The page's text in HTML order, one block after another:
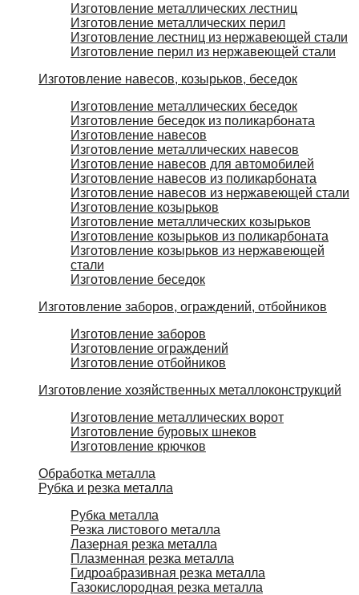
Изготовление металлических лестниц
Изготовление металлических перил
Изготовление лестниц из нержавеющей стали
Изготовление перил из нержавеющей стали
Изготовление навесов, козырьков, беседок
Изготовление металлических беседок
Изготовление беседок из поликарбоната
Изготовление навесов
Изготовление металлических навесов
Изготовление навесов для автомобилей
Изготовление навесов из поликарбоната
Изготовление навесов из нержавеющей стали
Изготовление козырьков
Изготовление металлических козырьков
Изготовление козырьков из поликарбоната
Изготовление козырьков из нержавеющей
стали
Изготовление беседок
Изготовление заборов, ограждений, отбойников
Изготовление заборов
Изготовление ограждений
Изготовление отбойников
Изготовление хозяйственных металлоконструкций
Изготовление металлических ворот
Изготовление буровых шнеков
Изготовление крючков
Обработка металла
Рубка и резка металла
Рубка металла
Резка листового металла
Лазерная резка металла
Плазменная резка металла
Гидроабразивная резка металла
Газокислородная резка металла